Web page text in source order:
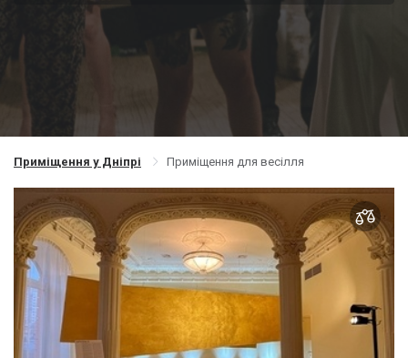
Приміщення у Дніпрі Приміщення для весілля